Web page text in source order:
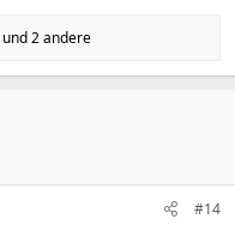
und 2 andere
#14